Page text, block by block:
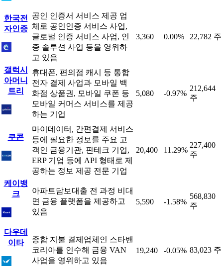
한국전
자인증
공인 인증서 서비스 제공 업
체로 공인인증 서비스 사업,
글로벌 인증 서비스 사업, 인
증 솔루션 사업 등을 영위하
고 있음
3,360 0.00% 22,782 주
갤럭시
아머니
트리
휴대폰, 편의점 캐시 등 통합
전자 결제 사업과 모바일 백
화점 상품권, 모바일 쿠폰 등
모바일 커머스 서비스를 제공
하는 기업
5,080 -0.97%
212,644
주
쿠콘
마이데이터, 간편결제 서비스
등에 필요한 정보를 주요 고
객인 금융기관, 핀테크 기업,
ERP 기업 등에 API 형태로 제
공하는 정보 제공 전문 기업
20,400 11.29%
227,400
주
케이뱅
크
아파트담보대출 전 과정 비대
면 금융 플랫폼을 제공하고
있음
5,590 -1.58%
568,830
주
다우데
이타
종합 지불 결제업체인 스타밴
코리아를 인수해 금융 VAN
사업을 영위하고 있음
19,240 -0.05% 83,023 주